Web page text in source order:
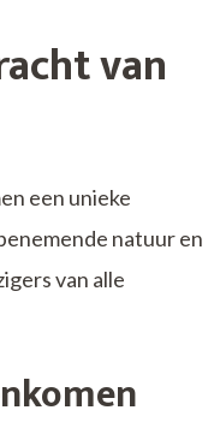
van
een unieke
natuur en
van alle